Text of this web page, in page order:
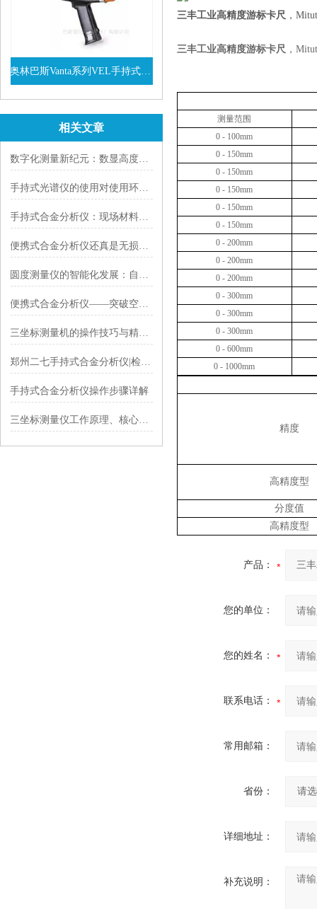
奥林巴斯Vanta系列VEL手持式XRF光谱仪
查看详情
相关文章
数字化测量新纪元：数显高度卡尺的应用与优势
手持式光谱仪的使用对使用环境有哪些特殊要求
手持式合金分析仪：现场材料检测的移动分析利器
便携式合金分析仪还真是无损质量检测的“小专家”
圆度测量仪的智能化发展：自动化测量与数据分析
便携式合金分析仪——突破空间限制，应用场景无限
三坐标测量机的操作技巧与精度保障策略
郑州二七手持式合金分析仪|检修和维护的10个技术要点
手持式合金分析仪操作步骤详解
三坐标测量仪工作原理、核心技术、性能特点及行业应用
三丰工业高精度游标卡尺 ，
三丰工业高精度游标卡尺 ，
测量范围
0 - 100mm
0 - 150mm
0 - 150mm
0 - 150mm
0 - 150mm
0 - 150mm
0 - 200mm
0 - 200mm
0 - 200mm
0 - 300mm
0 - 300mm
0 - 300mm
0 - 600mm
0 - 1000mm
精度
高精度型
分度值
高精度型
产品：
您的单位：
您的姓名：
联系电话：
常用邮箱：
省份：
详细地址：
补充说明：